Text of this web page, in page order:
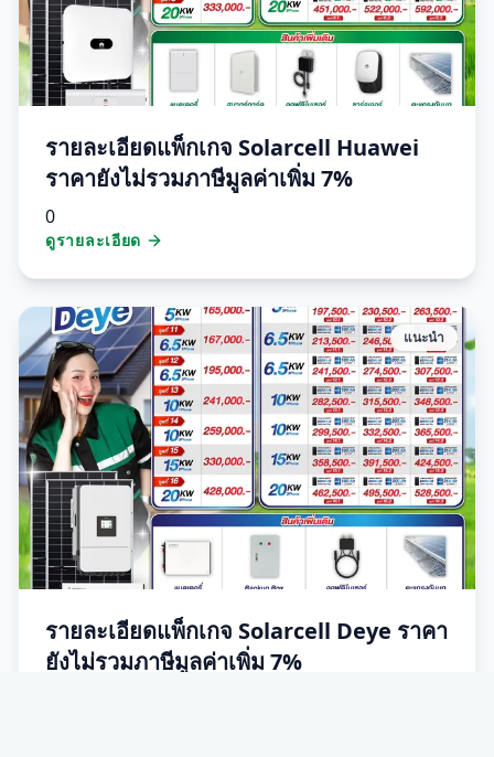
รายละเอียดแพ็กเกจ Solarcell Huawei
ราคายังไม่รวมภาษีมูลค่าเพิ่ม 7%
0
ดูรายละเอียด
แนะนำ
รายละเอียดแพ็กเกจ Solarcell Deye ราคา
ยังไม่รวมภาษีมูลค่าเพิ่ม 7%